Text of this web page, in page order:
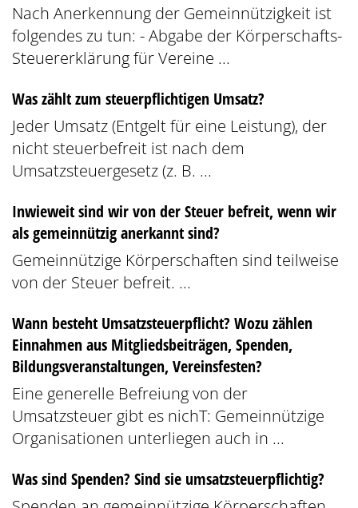
Nach Anerkennung der Gemeinnützigkeit ist
folgendes zu tun: - Abgabe der Körperschafts-
Steuererklärung für Vereine ...
Was zählt zum steuerpflichtigen Umsatz?
Jeder Umsatz (Entgelt für eine Leistung), der
nicht steuerbefreit ist nach dem
Umsatzsteuergesetz (z. B. ...
Inwieweit sind wir von der Steuer befreit, wenn wir
als gemeinnützig anerkannt sind?
Gemeinnützige Körperschaften sind teilweise
von der Steuer befreit. ...
Wann besteht Umsatzsteuerpflicht? Wozu zählen
Einnahmen aus Mitgliedsbeiträgen, Spenden,
Bildungsveranstaltungen, Vereinsfesten?
Eine generelle Befreiung von der
Umsatzsteuer gibt es nichT: Gemeinnützige
Organisationen unterliegen auch in ...
Was sind Spenden? Sind sie umsatzsteuerpflichtig?